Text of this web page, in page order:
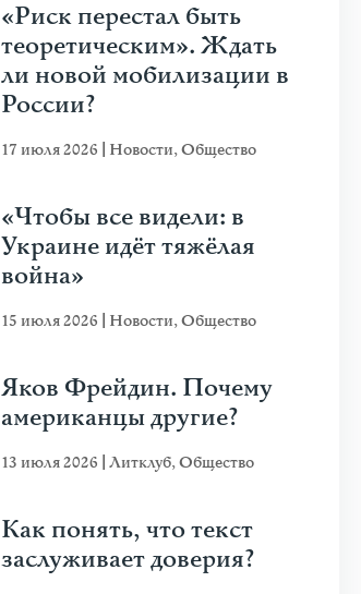
«Риск перестал быть
теоретическим». Ждать
ли новой мобилизации в
России?
17 июля 2026 Новости,Общество
«Чтобы все видели: в
Украине идёт тяжёлая
война»
15 июля 2026 Новости,Общество
Яков Фрейдин. Почему
американцы другие?
13 июля 2026 Литклуб,Общество
Как понять, что текст
заслуживает доверия?